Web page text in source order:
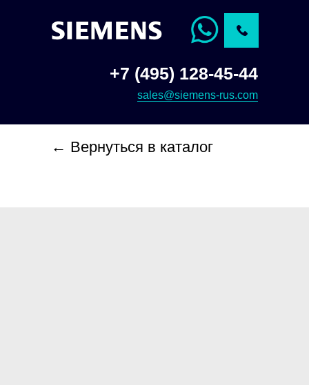
+7 (495) 128-45-44
sales@siemens-rus.com
← Вернуться в каталог